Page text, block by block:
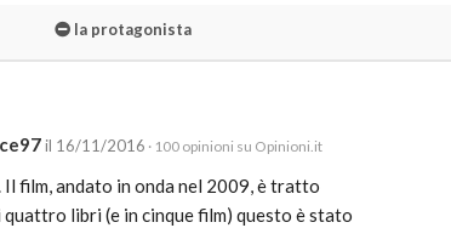
la protagonista
il 16/11/2016 · 100 opinioni su Opinioni.it
film, andato in onda nel 2009, è tratto
libri (e in cinque film) questo è stato